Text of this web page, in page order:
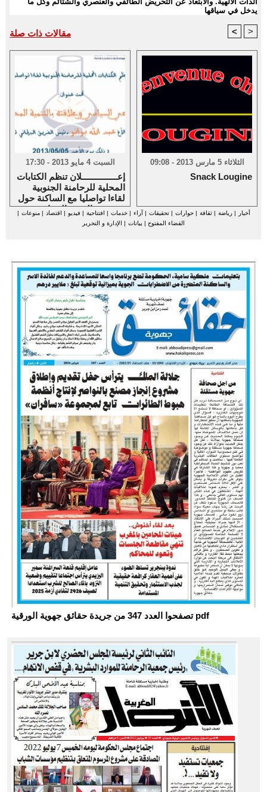
تصفحوا العدد 347 من جريدة حقائق جهوية الورقية pdf
يدخل في سياقها
مقالات ذات صلة < >
السبت 4 مايو 2013 - 17:30
إعـــــــــــــــلان تنظم الكتابات
المحلية للرحامنة الجنوبية
لقاءا تواصليا مع الساكنة حول
موضوع :الوعي السياسي و
علاقته بالتنمية المحلية
الثلاثاء 5 مارس 2013 - 09:08
Snack Lougine
أخبار |رياضة |ثقافة |حوارات |تحقيقات | آراء |خدمات | افتتاحية | فيديو | اقتصاد |منوعات |
الفضاء المفتوح | بيانات | الإدارة و التحرير